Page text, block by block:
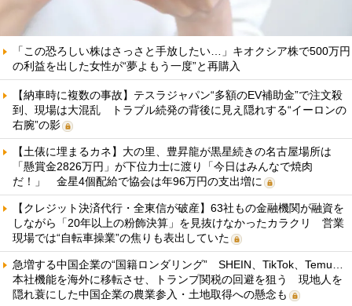
「この恐ろしい株はさっさと手放したい…」キオクシア株で500万円
の利益を出した女性が“夢よもう一度”と再購入
【納車時に複数の事故】テスラジャパン“多額のEV補助金”で注文殺
到、現場は大混乱 トラブル続発の背後に見え隠れする“イーロンの
右腕”の影
【土俵に埋まるカネ】大の里、豊昇龍が黒星続きの名古屋場所は
「懸賞金2826万円」が下位力士に渡り「今日はみんなで焼肉
だ！」 金星4個配給で協会は年96万円の支出増に
【クレジット決済代行・全東信が破産】63社もの金融機関が融資を
しながら「20年以上の粉飾決算」を見抜けなかったカラクリ 営業
現場では“自転車操業”の焦りも表出していた
急増する中国企業の“国籍ロンダリング” SHEIN、TikTok、Temu…
本社機能を海外に移転させ、トランプ関税の回避を狙う 現地人を
隠れ蓑にした中国企業の農業参入・土地取得への懸念も